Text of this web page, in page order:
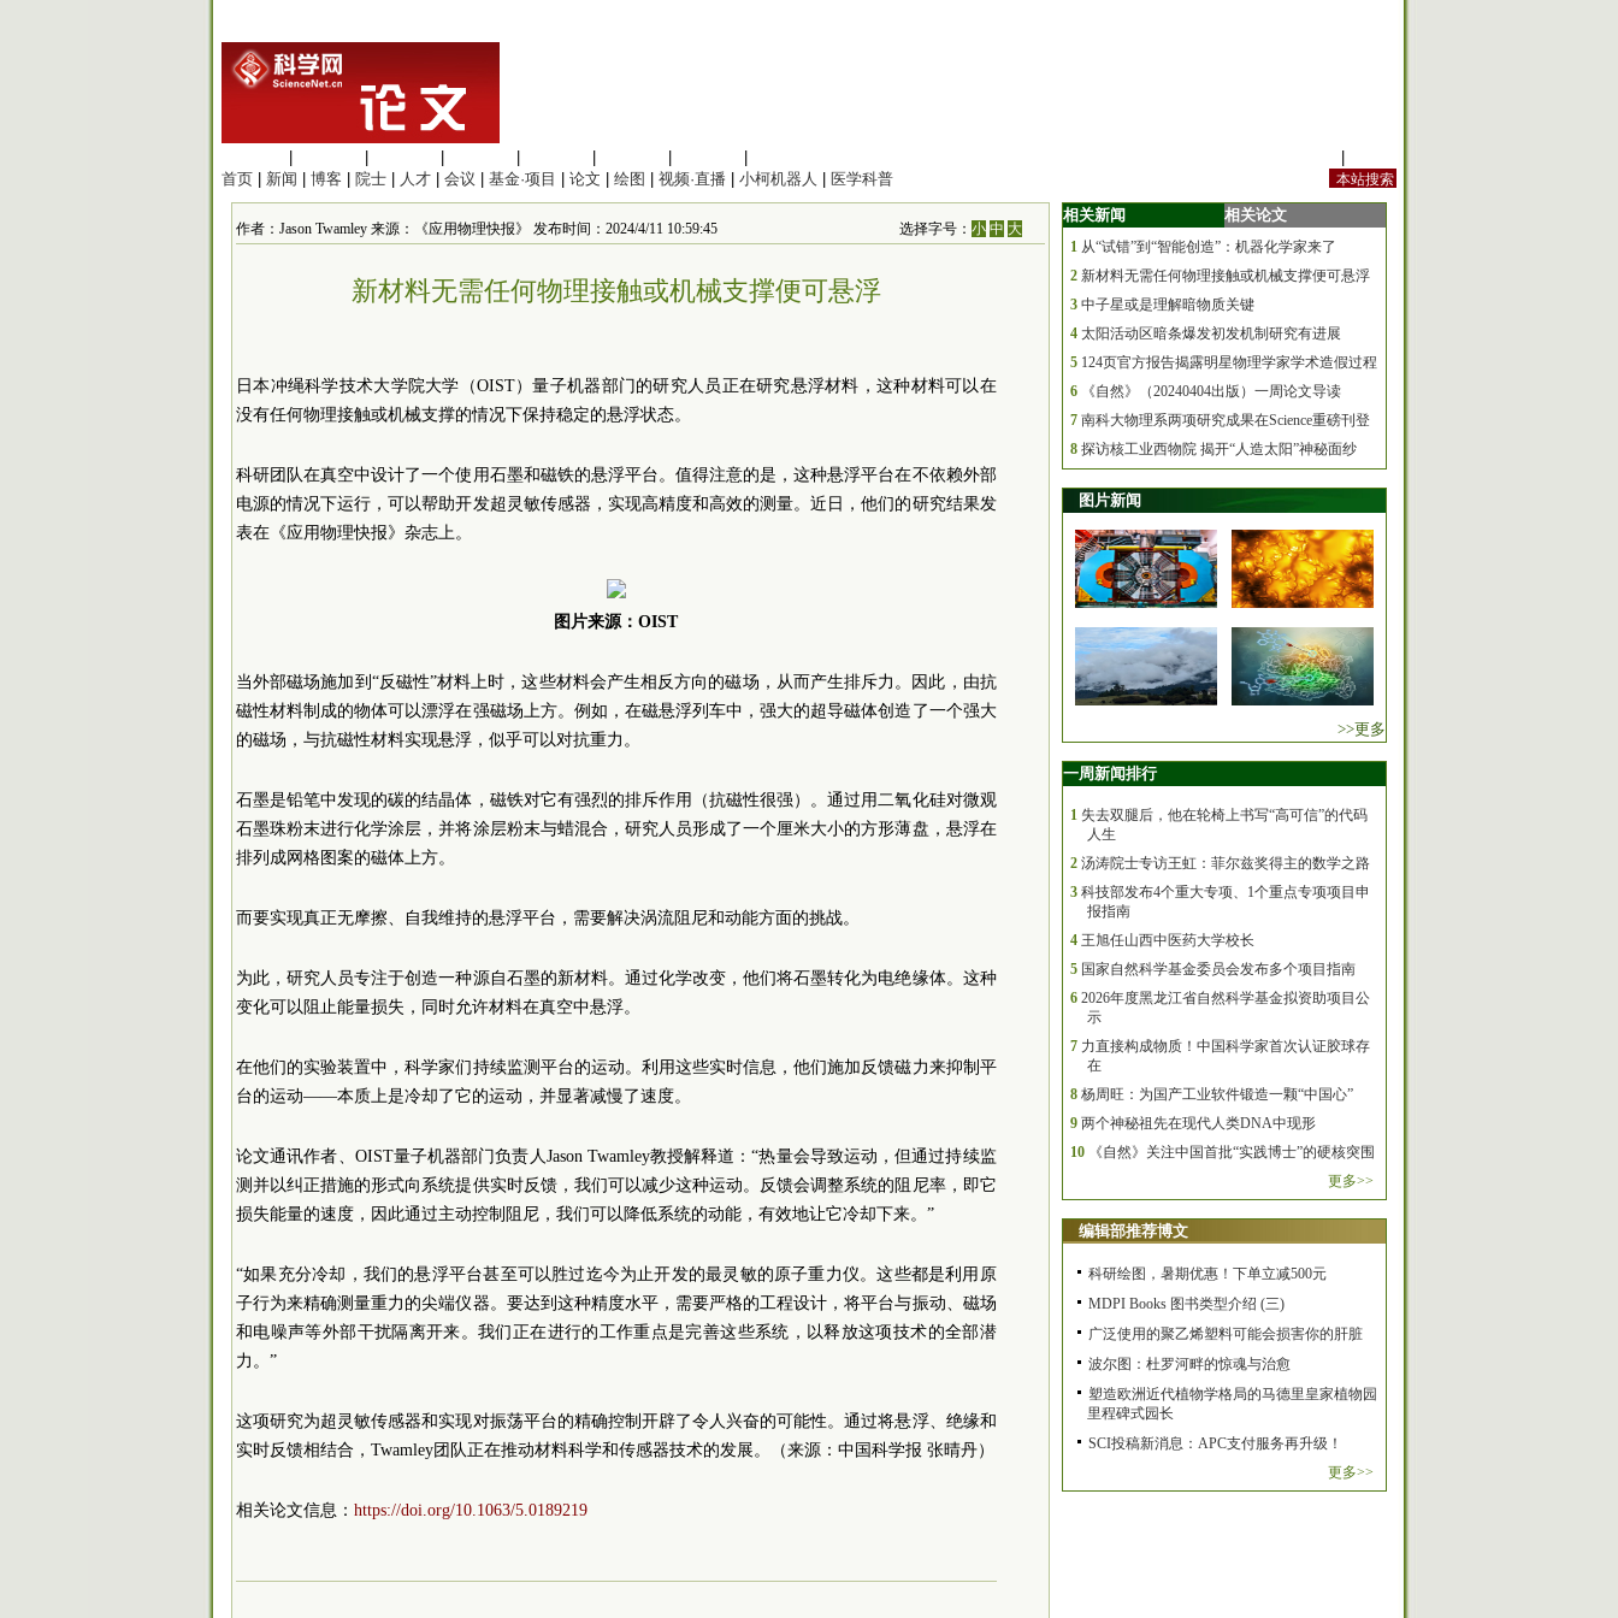
首页
新闻 博客 院士 人才 会议 基金·项目 论文 绘图 视频·直播 小柯机器人 医学科普
作者：Jason Twamley 来源：《应用物理快报》 发布时间：2024/4/11 10:59:45 选择字号：小 中 大
新材料无需任何物理接触或机械支撑便可悬浮
日本冲绳科学技术大学院大学（OIST）量子机器部门的研究人员正在研究悬浮材料，这种材料可以在
没有任何物理接触或机械支撑的情况下保持稳定的悬浮状态。
科研团队在真空中设计了一个使用石墨和磁铁的悬浮平台。值得注意的是，这种悬浮平台在不依赖外部
电源的情况下运行，可以帮助开发超灵敏传感器，实现高精度和高效的测量。近日，他们的研究结果发
表在《应用物理快报》杂志上。
图片来源：OIST
当外部磁场施加到“反磁性”材料上时，这些材料会产生相反方向的磁场，从而产生排斥力。因此，由抗
磁性材料制成的物体可以漂浮在强磁场上方。例如，在磁悬浮列车中，强大的超导磁体创造了一个强大
的磁场，与抗磁性材料实现悬浮，似乎可以对抗重力。
石墨是铅笔中发现的碳的结晶体，磁铁对它有强烈的排斥作用（抗磁性很强）。通过用二氧化硅对微观
石墨珠粉末进行化学涂层，并将涂层粉末与蜡混合，研究人员形成了一个厘米大小的方形薄盘，悬浮在
排列成网格图案的磁体上方。
而要实现真正无摩擦、自我维持的悬浮平台，需要解决涡流阻尼和动能方面的挑战。
为此，研究人员专注于创造一种源自石墨的新材料。通过化学改变，他们将石墨转化为电绝缘体。这种
变化可以阻止能量损失，同时允许材料在真空中悬浮。
在他们的实验装置中，科学家们持续监测平台的运动。利用这些实时信息，他们施加反馈磁力来抑制平
台的运动——本质上是冷却了它的运动，并显著减慢了速度。
论文通讯作者、OIST量子机器部门负责人Jason Twamley教授解释道：“热量会导致运动，但通过持续监
测并以纠正措施的形式向系统提供实时反馈，我们可以减少这种运动。反馈会调整系统的阻尼率，即它
损失能量的速度，因此通过主动控制阻尼，我们可以降低系统的动能，有效地让它冷却下来。”
“如果充分冷却，我们的悬浮平台甚至可以胜过迄今为止开发的最灵敏的原子重力仪。这些都是利用原
子行为来精确测量重力的尖端仪器。要达到这种精度水平，需要严格的工程设计，将平台与振动、磁场
和电噪声等外部干扰隔离开来。我们正在进行的工作重点是完善这些系统，以释放这项技术的全部潜
力。”
这项研究为超灵敏传感器和实现对振荡平台的精确控制开辟了令人兴奋的可能性。通过将悬浮、绝缘和
实时反馈相结合，Twamley团队正在推动材料科学和传感器技术的发展。（来源：中国科学报 张晴丹）
相关论文信息： https://doi.org/10.1063/5.0189219
相关新闻 相关论文
1 从“试错”到“智能创造”：机器化学家来了
2 新材料无需任何物理接触或机械支撑便可悬浮
3 中子星或是理解暗物质关键
4 太阳活动区暗条爆发初发机制研究有进展
5 124页官方报告揭露明星物理学家学术造假过程
6
《自然》（20240404出版）一周论文导读
7 南科大物理系两项研究成果在Science重磅刊登
8 探访核工业西物院 揭开“人造太阳”神秘面纱
图片新闻
>>更多
一周新闻排行
1 失去双腿后，他在轮椅上书写“高可信”的代码
人生
2 汤涛院士专访王虹：菲尔兹奖得主的数学之路
3 科技部发布4个重大专项、1个重点专项项目申
报指南
4 王旭任山西中医药大学校长
5 国家自然科学基金委员会发布多个项目指南
6 2026年度黑龙江省自然科学基金拟资助项目公
示
7 力直接构成物质！中国科学家首次认证胶球存
在
8 杨周旺：为国产工业软件锻造一颗“中国心”
9 两个神秘祖先在现代人类DNA中现形
10
《自然》关注中国首批“实践博士”的硬核突围
更多>>
编辑部推荐博文
科研绘图，暑期优惠！下单立减500元
MDPI Books 图书类型介绍 (三)
广泛使用的聚乙烯塑料可能会损害你的肝脏
波尔图：杜罗河畔的惊魂与治愈
塑造欧洲近代植物学格局的马德里皇家植物园
里程碑式园长
SCI投稿新消息：APC支付服务再升级！
更多>>